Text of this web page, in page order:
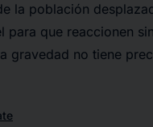
la población
para que reaccionen
gravedad no tiene